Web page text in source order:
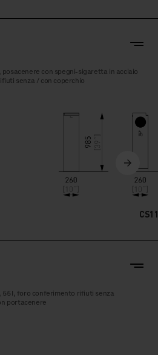
posacenere con spegni-sigaretta in acciaio
senza / con coperchio
55l, foro conferimento rifiuti senza
portacenere